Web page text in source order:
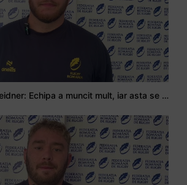
Stejarul Logan Weidner: Echipa a muncit mult, iar asta se va vedea în meciurile de la Nations Cup